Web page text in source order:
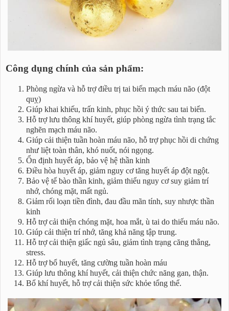
Công dụng chính của sản phẩm:
Phòng ngừa và hỗ trợ điều trị tai biến mạch máu não (đột
quỵ)
Giúp khai khiếu, trấn kinh, phục hồi ý thức sau tai biến.
Hỗ trợ lưu thông khí huyết, giúp phòng ngừa tình trạng tắc
nghẽn mạch máu não.
Giúp cải thiện tuần hoàn máu não, hỗ trợ phục hồi di chứng
như liệt toàn thân, khó nuốt, nói ngọng.
Ổn định huyết áp, bảo vệ hệ thần kinh
Điều hòa huyết áp, giảm nguy cơ tăng huyết áp đột ngột.
Bảo vệ tế bào thần kinh, giảm thiểu nguy cơ suy giảm trí
nhớ, chóng mặt, mất ngủ.
Giảm rối loạn tiền đình, đau đầu mãn tính, suy nhược thần
kinh
Hỗ trợ cải thiện chóng mặt, hoa mắt, ù tai do thiếu máu não.
Giúp cải thiện trí nhớ, tăng khả năng tập trung.
Hỗ trợ cải thiện giấc ngủ sâu, giảm tình trạng căng thẳng,
stress.
Hỗ trợ bổ huyết, tăng cường tuần hoàn máu
Giúp lưu thông khí huyết, cải thiện chức năng gan, thận.
Bổ khí huyết, hỗ trợ cải thiện sức khỏe tổng thể.